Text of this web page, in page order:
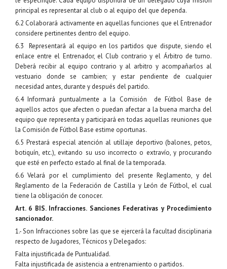
principal es representar al club o al equipo del que dependa.
6.2 Colaborará activamente en aquellas funciones que el Entrenador
considere pertinentes dentro del equipo.
6.3 Representará al equipo en los partidos que dispute, siendo el
enlace entre el Entrenador, el Club contrario y el Árbitro de turno.
Deberá recibir al equipo contrario y al arbitro y acompañarlos al
vestuario donde se cambien; y estar pendiente de cualquier
necesidad antes, durante y después del partido.
6.4 Informará puntualmente a la Comisión de Fútbol Base de
aquellos actos que afecten o puedan afectar a la buena marcha del
equipo que representa y participará en todas aquellas reuniones que
la Comisión de Fútbol Base estime oportunas.
6.5 Prestará especial atención al utillaje deportivo (balones, petos,
botiquín, etc.), evitando su uso incorrecto o extravío, y procurando
que esté en perfecto estado al final de la temporada.
6.6 Velará por el cumplimiento del presente Reglamento, y del
Reglamento de la Federación de Castilla y León de Fútbol, el cual
tiene la obligación de conocer.
Art. 6 BIS. Infracciones. Sanciones Federativas y Procedimiento
sancionador.
1.- Son Infracciones sobre las que se ejercerá la facultad disciplinaria
respecto de Jugadores, Técnicos y Delegados:
Falta injustificada de Puntualidad.
Falta injustificada de asistencia a entrenamiento o partidos.